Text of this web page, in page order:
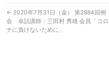
← 2020年7月31日（金） 第2884回例
会 卓話講師：三田村 秀雄 会員「コロ
ナに負けないために」